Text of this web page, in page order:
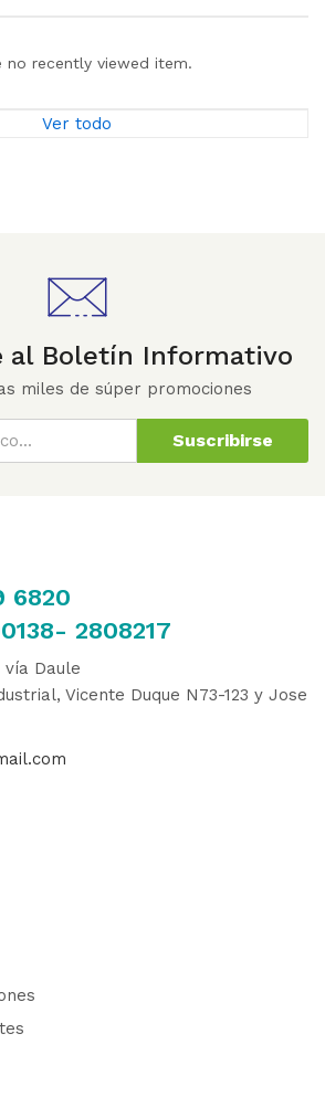
no recently viewed item.
Ver todo
al Boletín Informativo
miles de súper promociones
Suscribirse
6820
2808217
Daule
Vicente Duque N73-123 y Jose